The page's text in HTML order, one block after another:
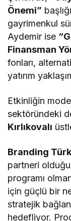
Önemi”
gayrimenkul
Aydemir ise
Finansman
fonları,
yatırım
Etkinliğin
sektöründeki
Kırlıkovalı
Branding
partneri olduğu
programı
için güçlü bir
stratejik
hedefliyor.